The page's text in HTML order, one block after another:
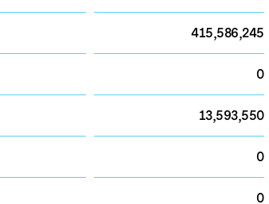
415,586,245
0
13,593,550
0
0